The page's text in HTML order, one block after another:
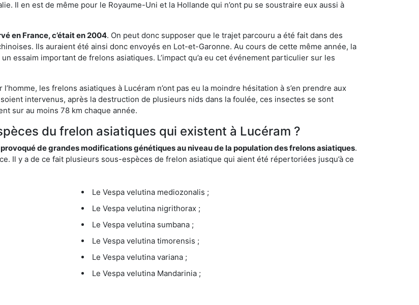
Il en est de même pour le Royaume-Uni et la Hollande qui n’ont pu se soustraire eux aussi à
en France, c’était en 2004. On peut donc supposer que le trajet parcouru a été fait dans des
Ils auraient été ainsi donc envoyés en Lot-et-Garonne. Au cours de cette même année, la
essaim important de frelons asiatiques. L’impact qu’a eu cet événement particulier sur les
les frelons asiatiques à Lucéram n’ont pas eu la moindre hésitation à s’en prendre aux
intervenus, après la destruction de plusieurs nids dans la foulée, ces insectes se sont
sur au moins 78 km chaque année.
du frelon asiatiques qui existent à Lucéram ?
de grandes modifications génétiques au niveau de la population des frelons asiatiques.
Il y a de ce fait plusieurs sous-espèces de frelon asiatique qui aient été répertoriées jusqu’à ce
Le Vespa velutina mediozonalis ;
Le Vespa velutina nigrithorax ;
Le Vespa velutina sumbana ;
Le Vespa velutina timorensis ;
Le Vespa velutina variana ;
Le Vespa velutina Mandarinia ;